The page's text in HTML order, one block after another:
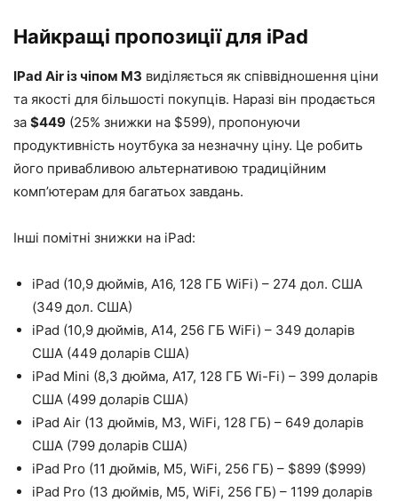
Найкращі пропозиції для iPad
IPad Air із чіпом M3 виділяється як співвідношення ціни
та якості для більшості покупців. Наразі він продається
за $449 (25% знижки на $599), пропонуючи
продуктивність ноутбука за незначну ціну. Це робить
його привабливою альтернативою традиційним
комп’ютерам для багатьох завдань.
Інші помітні знижки на iPad:
iPad (10,9 дюймів, A16, 128 ГБ WiFi) – 274 дол. США
(349 дол. США)
iPad (10,9 дюймів, A14, 256 ГБ WiFi) – 349 доларів
США (449 доларів США)
iPad Mini (8,3 дюйма, A17, 128 ГБ Wi-Fi) – 399 доларів
США (499 доларів США)
iPad Air (13 дюймів, M3, WiFi, 128 ГБ) – 649 доларів
США (799 доларів США)
iPad Pro (11 дюймів, M5, WiFi, 256 ГБ) – $899 ($999)
iPad Pro (13 дюймів, M5, WiFi, 256 ГБ) – 1199 доларів